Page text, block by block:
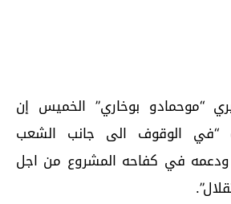
“موحمادو بوخاري” الخميس إن
“في الوقوف الى جانب الشعب
في كفاحه المشروع من اجل